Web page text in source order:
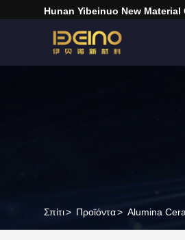
Hunan Yibeinuo New Material
Σπίτι> Προϊόντα> Alumina